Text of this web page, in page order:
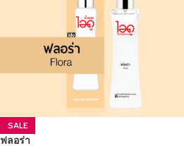
SALE
ฟลอร่า